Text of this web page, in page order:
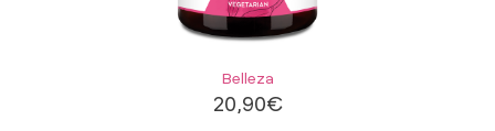
Belleza
20,90€